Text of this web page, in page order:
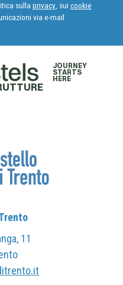
sulla privacy, sui cookie
via e-mail
JOURNEY
STARTS
HERE
11